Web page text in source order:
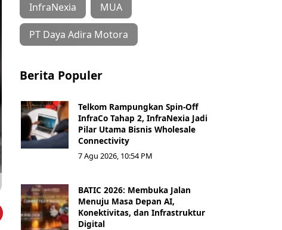
InfraNexia MUA
PT Daya Adira Motora
Berita Populer
Telkom Rampungkan Spin-Off
InfraCo Tahap 2, InfraNexia Jadi
Pilar Utama Bisnis Wholesale
Connectivity
7 Agu 2026, 10:54 PM
BATIC 2026: Membuka Jalan
Menuju Masa Depan AI,
Konektivitas, dan Infrastruktur
Digital